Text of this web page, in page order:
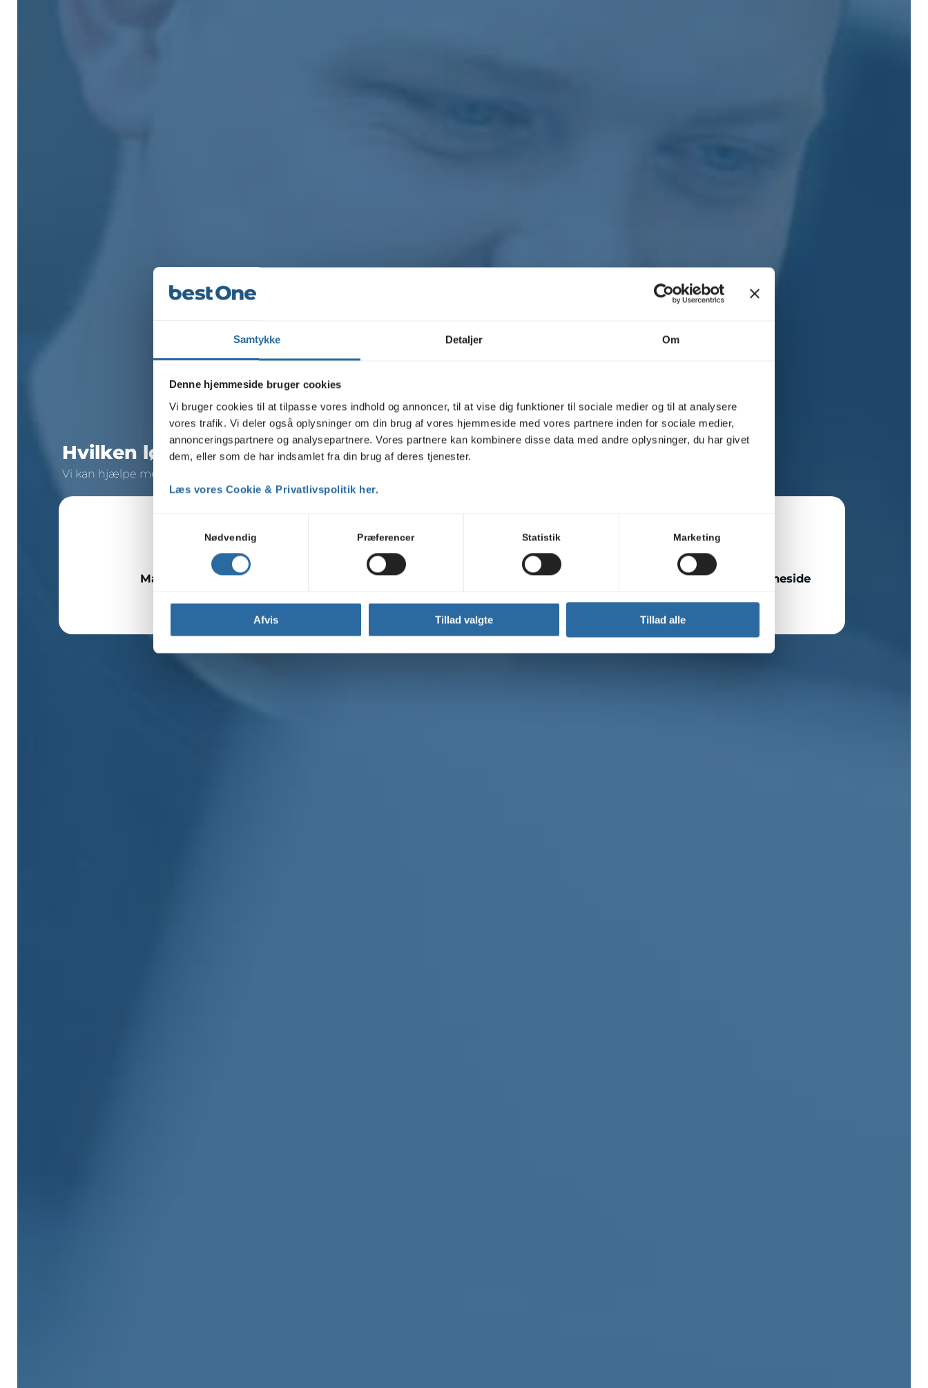
Samtykke Detaljer Om
Denne hjemmeside bruger cookies
Vi bruger cookies til at tilpasse vores indhold og annoncer, til at vise dig funktioner til sociale medier og til at analysere
vores trafik. Vi deler også oplysninger om din brug af vores hjemmeside med vores partnere inden for sociale medier,
annonceringspartnere og analysepartnere. Vores partnere kan kombinere disse data med andre oplysninger, du har givet
dem, eller som de har indsamlet fra din brug af deres tjenester.
Læs vores Cookie & Privatlivspolitik her.
Nødvendig Præferencer Statistik Marketing
Afvis Tillad valgte Tillad alle
Professionel tekstforfatning
Hvilken løsning skal vi hjælpe dig med?
Markedsføring Markedsføring og hjemmeside
Vi kan hjælpe med online markedsføring og designe en hjemmeside til dig i Wordpress.